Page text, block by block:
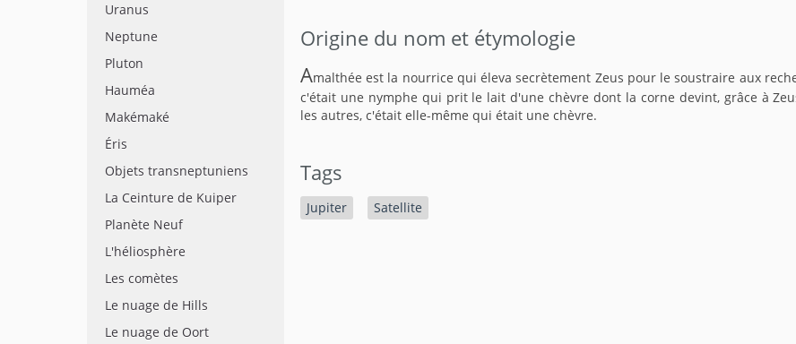
Uranus
Neptune
Pluton
Hauméa
Makémaké
Éris
Objets transneptuniens
La Ceinture de Kuiper
Planète Neuf
L'héliosphère
Les comètes
Le nuage de Hills
Le nuage de Oort
Origine du nom et étymologie
Amalthée est la nourrice qui éleva secrètement Zeus pour le soustraire aux
c'était une nymphe qui prit le lait d'une chèvre dont la corne devint, grâce à
les autres, c'était elle-même qui était une chèvre.
Tags
Jupiter Satellite